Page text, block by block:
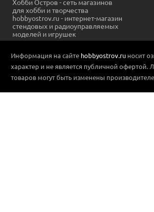
Хобби Остров - сеть магазинов
для хобби и творчества
hobbyostrov.ru - интернет-магазин
стендовых и радиоуправляемых
моделей и игрушек
Информация на сайте hobbyostrov.ru носит
характер и не является публичной офертой.
товаров могут быть изменены